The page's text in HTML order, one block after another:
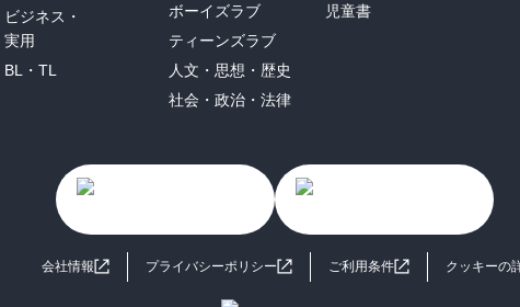
ビジネス・
実用
BL・TL
ボーイズラブ
ティーンズラブ
人文・思想・歴史
社会・政治・法律
児童書
会社情報 プライバシーポリシー ご利用条件 クッキーの